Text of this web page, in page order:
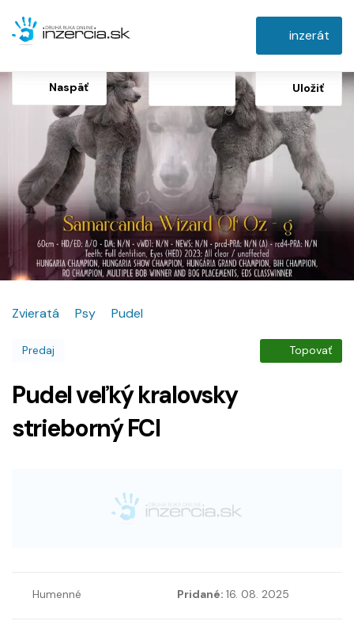
inzerát
Naspäť Uložiť
Zvieratá Psy Pudel
Predaj Topovať
Pudel veľký kralovsky
strieborný FCI
Humenné Pridané: 16. 08. 2025